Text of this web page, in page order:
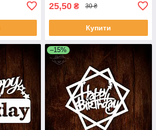
25,50 ₴ 30 ₴
Купити
–15%